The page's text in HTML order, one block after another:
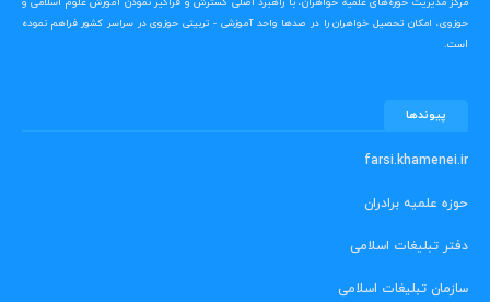
مرکز مدیریت حوزه‌های علمیه خواهران، با راهبرد اصلی گسترش و فراگیر نمودن آموزش علوم اسلامی و
حوزوی، امکان تحصیل خواهران را در صدها واحد آموزشی - تربیتی حوزوی در سراسر کشور فراهم نموده
است.
پیوندها
farsi.khamenei.ir
حوزه علمیه برادران
دفتر تبلیغات اسلامی
سازمان تبلیغات اسلامی